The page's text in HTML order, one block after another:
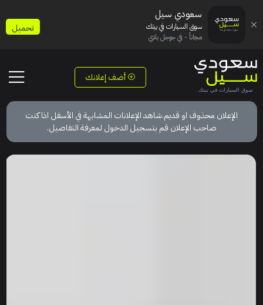
أضف إعلانك
الإعلان محذوف او قديم.شاهد الإعلانات المشابهة في الأسفل اذا كنت
صاحب الإعلان قم بتسجيل الدخول لمعرفة التفاصيل.
سعودي سيل
سوق السيارات في بيتك
مجاناً - في جوجل بلاي
تحميل